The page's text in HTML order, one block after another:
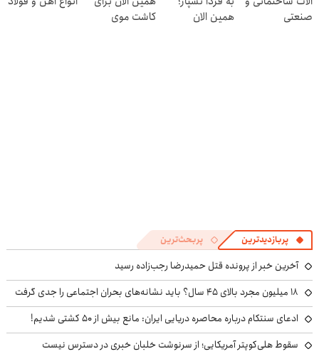
صنعتی
همین الان
کاشت موی
پربازدیدترین پربحث‌ترین
آخرین خبر از پرونده قتل حمیدرضا رجب‌زاده رسید
۱۸ میلیون مجرد بالای ۴۵ سال؟ باید نشانه‌های بحران اجتماعی را جدی گرفت
ادعای سنتکام درباره محاصره دریایی ایران: مانع بیش از ۵۰ کشتی شدیم!
سقوط هلی‌کوپتر آمریکایی؛ از سرنوشت خلبان خبری در دسترس نیست